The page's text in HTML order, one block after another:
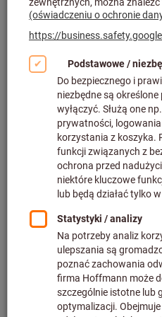
Klucze mocujące ER
90,32 PLN
plus podatek VAT w
obowiązującej wysokości
Filtruj i sortuj
produkty